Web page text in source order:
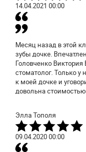
14.04.2021 00:00
Месяц назад в этой
зубы дочке.
Головченко
стоматолог. Только
к моей дочке и
довольна
Элла Тополя
09.04.202000:00